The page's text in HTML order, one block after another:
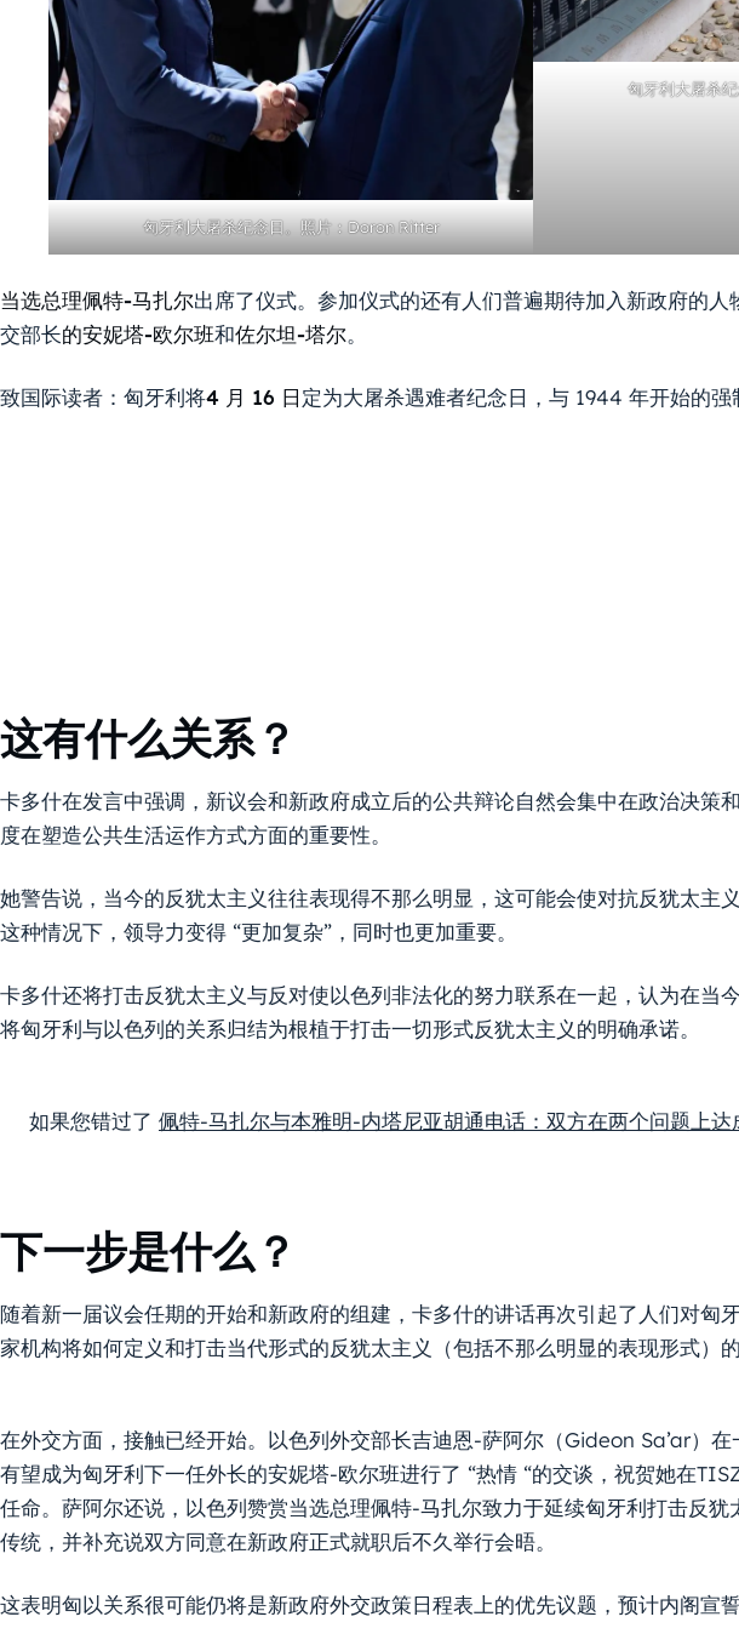
匈牙利大屠杀纪念日。照片：Doron Ritter
匈牙利大屠杀
当选总理佩特-马扎尔出席了仪式。参加仪式的还有人们普遍期待加入新政府的
交部长的安妮塔-欧尔班和佐尔坦-塔尔。
致国际读者：匈牙利将4 月 16 日定为大屠杀遇难者纪念日，与 1944 年开始的强
这有什么关系？
卡多什在发言中强调，新议会和新政府成立后的公共辩论自然会集中在政治决策
度在塑造公共生活运作方式方面的重要性。
她警告说，当今的反犹太主义往往表现得不那么明显，这可能会使对抗反犹太主
这种情况下，领导力变得 “更加复杂”，同时也更加重要。
卡多什还将打击反犹太主义与反对使以色列非法化的努力联系在一起，认为在当
将匈牙利与以色列的关系归结为根植于打击一切形式反犹太主义的明确承诺。
如果您错过了 佩特-马扎尔与本雅明-内塔尼亚胡通电话：双方在两个问题上达
下一步是什么？
随着新一届议会任期的开始和新政府的组建，卡多什的讲话再次引起了人们对匈
家机构将如何定义和打击当代形式的反犹太主义（包括不那么明显的表现形式）的
在外交方面，接触已经开始。以色列外交部长吉迪恩-萨阿尔（Gideon Sa’ar）在
有望成为匈牙利下一任外长的安妮塔-欧尔班进行了 “热情 “的交谈，祝贺她在
任命。萨阿尔还说，以色列赞赏当选总理佩特-马扎尔致力于延续匈牙利打击反犹
传统，并补充说双方同意在新政府正式就职后不久举行会晤。
这表明匈以关系很可能仍将是新政府外交政策日程表上的优先议题，预计内阁宣